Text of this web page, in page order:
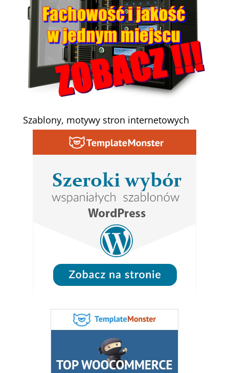
Szablony, motywy stron internetowych